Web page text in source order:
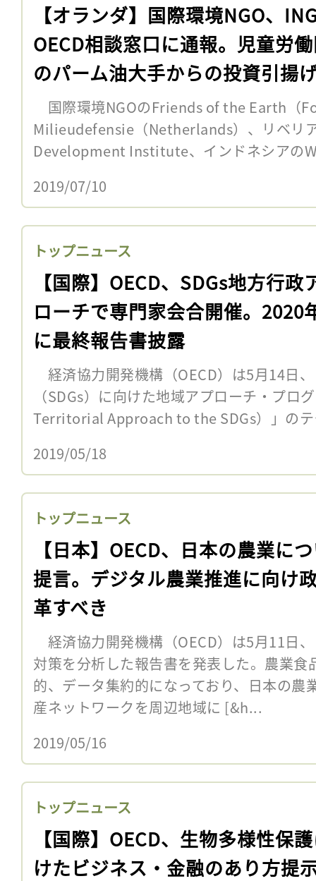
【オランダ】国際環境NGO、
OECD相談窓口に通報。児童労
のパーム油大手からの投資引揚
国際環境NGOのFriends of the Earth（
Milieudefensie（Netherlands）、リベリ
Development Institute、インドネシアの
2019/07/10
トップニュース
【国際】OECD、SDGs地方行政
ローチで専門家会合開催。2020
に最終報告書披露
経済協力開発機構（OECD）は5月14日
（SDGs）に向けた地域アプローチ・プロ
Territorial Approach to the SDGs）」の
2019/05/18
トップニュース
【日本】OECD、日本の農業に
提言。デジタル農業推進に向け
革すべき
経済協力開発機構（OECD）は5月11日
対策を分析した報告書を発表した。農業食
的、データ集約的になっており、日本の農
産ネットワークを周辺地域に [&h...
2019/05/16
トップニュース
【国際】OECD、生物多様性保
けたビジネス・金融のあり方提